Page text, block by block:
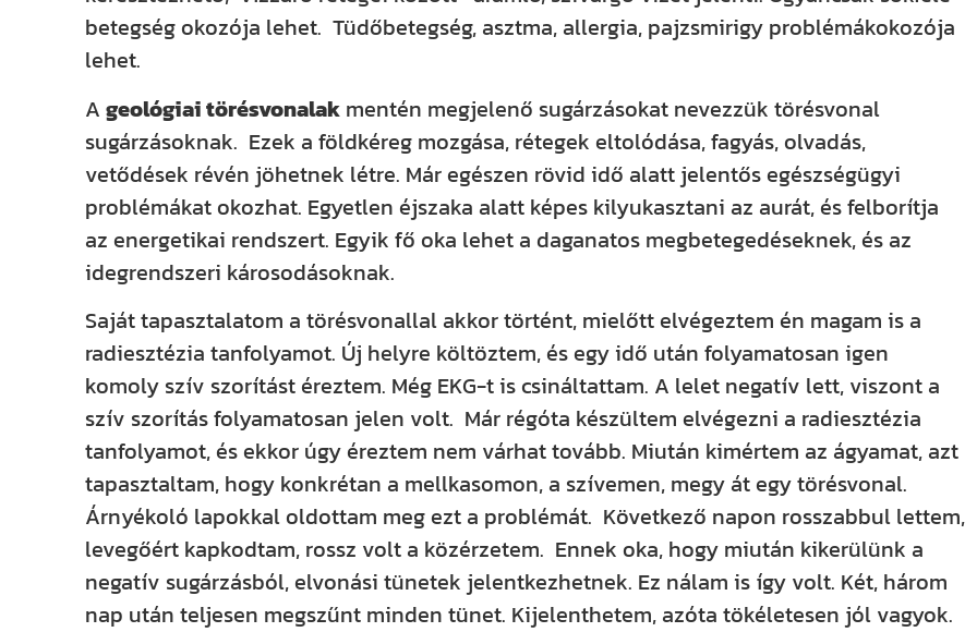
betegség okozója lehet. Tüdőbetegség, asztma, allergia, pajzsmirigy problémákokozója
lehet.
Ageológiai törésvonalak mentén megjelenő sugárzásokat nevezzük törésvonal
sugárzásoknak. Ezek a földkéreg mozgása, rétegek eltolódása, fagyás, olvadás,
vetődések révén jöhetnek létre. Már egészen rövid idő alatt jelentős egészségügyi
problémákat okozhat. Egyetlen éjszaka alatt képes kilyukasztani az aurát, és felborítja
az energetikai rendszert. Egyik fő oka lehet a daganatos megbetegedéseknek, és az
idegrendszeri károsodásoknak.
Saját tapasztalatom a törésvonallal akkor történt, mielőtt elvégeztem én magam is a
radiesztézia tanfolyamot. Új helyre költöztem, és egy idő után folyamatosan igen
komoly szív szorítást éreztem. Még EKG-t is csináltattam. A lelet negatív lett, viszont a
szív szorítás folyamatosan jelen volt. Már régóta készültem elvégezni a radiesztézia
tanfolyamot, és ekkor úgy éreztem nem várhat tovább. Miután kimértem az ágyamat, azt
tapasztaltam, hogy konkrétan a mellkasomon, a szívemen, megy át egy törésvonal.
Árnyékoló lapokkal oldottam meg ezt a problémát. Következő napon rosszabbul lettem,
levegőért kapkodtam, rossz volt a közérzetem. Ennek oka, hogy miután kikerülünk a
negatív sugárzásból, elvonási tünetek jelentkezhetnek. Ez nálam is így volt. Két, három
nap után teljesen megszűnt minden tünet. Kijelenthetem, azóta tökéletesen jól vagyok.